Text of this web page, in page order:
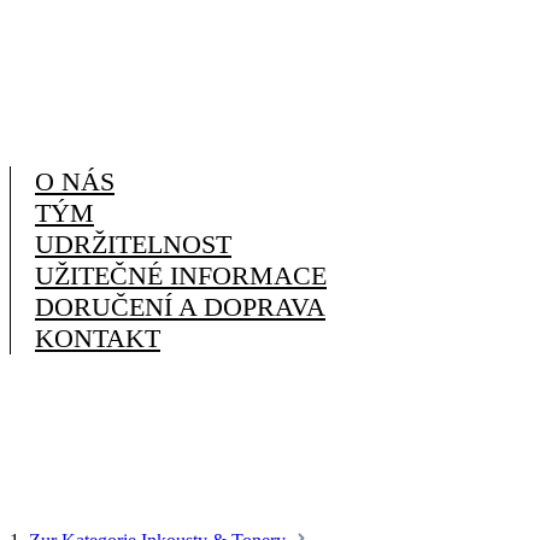
O NÁS
TÝM
UDRŽITELNOST
UŽITEČNÉ INFORMACE
DORUČENÍ A DOPRAVA
KONTAKT